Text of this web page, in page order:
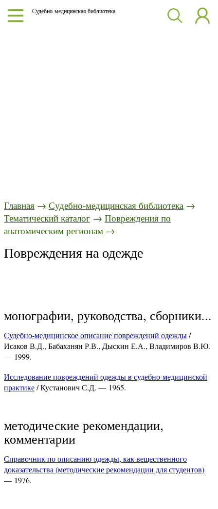
Судебно-медицинская библиотека
Главная → Судебно-медицинская библиотека →
Тематический каталог → Повреждения по
анатомическим регионам →
Повреждения на одежде
монографии, руководства, сборники...
Судебно-медицинское описание повреждений одежды/
Исаков В.Д., Бабаханян Р.В., Дыскин Е.А., Владимиров В.Ю.
— 1999.
Исследование повреждений одежды в судебно-медицинской
практике/ Кустанович С.Д. — 1965.
методические рекомендации,
комментарии
Справочник по описанию одежды, как вещественного
доказательства (методические рекомендации для студентов)
— 1976.